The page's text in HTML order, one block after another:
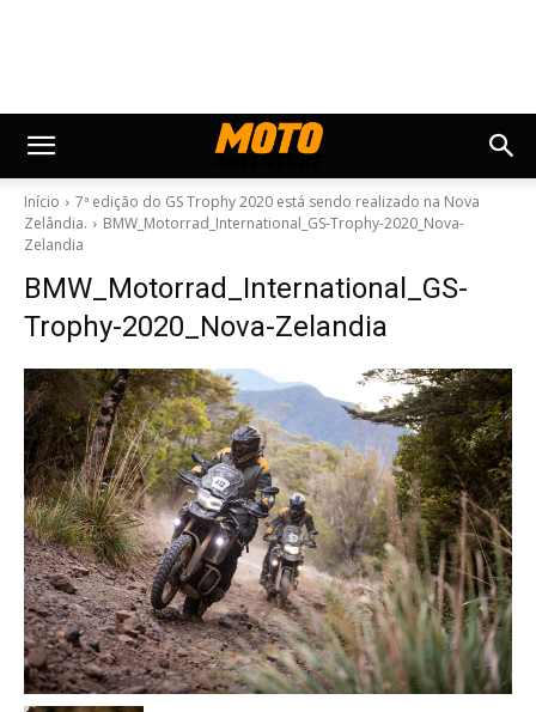
Início
7ª edição do GS Trophy 2020 está sendo realizado na Nova
Zelândia.
BMW_Motorrad_International_GS-Trophy-2020_Nova-
Zelandia
BMW_Motorrad_International_GS-
Trophy-2020_Nova-Zelandia